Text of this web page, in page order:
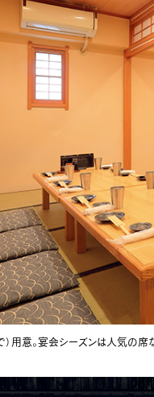
用意。宴会シーズンは人気の席